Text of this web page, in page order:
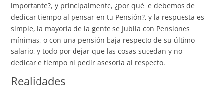
importante?, y principalmente, ¿por qué le debemos de
dedicar tiempo al pensar en tu Pensión?, y la respuesta es
simple, la mayoría de la gente se Jubila con Pensiones
mínimas, o con una pensión baja respecto de su último
salario, y todo por dejar que las cosas sucedan y no
dedicarle tiempo ni pedir asesoría al respecto.
Realidades